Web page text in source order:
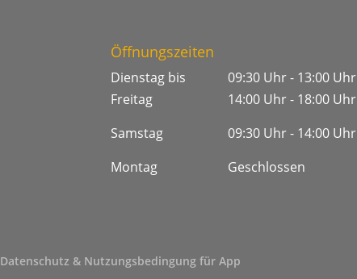
Öffnungszeiten
Dienstag bis
Freitag
09:30 Uhr - 13:00 Uhr
14:00 Uhr - 18:00 Uhr
Samstag
09:30 Uhr - 14:00 Uhr
Montag
Geschlossen
Datenschutz & Nutzungsbedingung für App